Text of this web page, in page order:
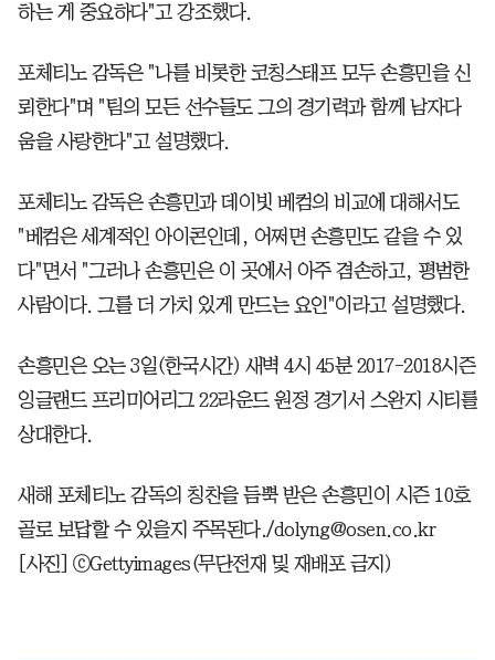
하는 게 중요하다"고 강조했다.
포체티노 감독은 "나를 비롯한 코칭스태프 모두 손흥민을 신
뢰한다"며 "팀의 모든 선수들도 그의 경기력과 함께 남자다
움을 사랑한다"고 설명했다.
포체티노 감독은 손흥민과 데이빗 베컴의 비교에 대해서도
"베컴은 세계적인 아이콘인데, 어쩌면 손흥민도 같을 수 있
다"면서 "그러나 손흥민은 이 곳에서 아주 겸손하고, 평범한
사람이다. 그를 더 가치 있게 만드는 요인"이라고 설명했다.
손흥민은 오는 3일(한국시간) 새벽 4시 45분 2017-2018시즌
잉글랜드 프리미어리그 22라운드 원정 경기서 스완지 시티를
상대한다.
새해 포체티노 감독의 칭찬을 듬뿍 받은 손흥민이 시즌 10호
골로 보답할 수 있을지 주목된다./dolyng@osen.co.kr
[사진] ⓒGettyimages(무단전재 및 재배포 금지)